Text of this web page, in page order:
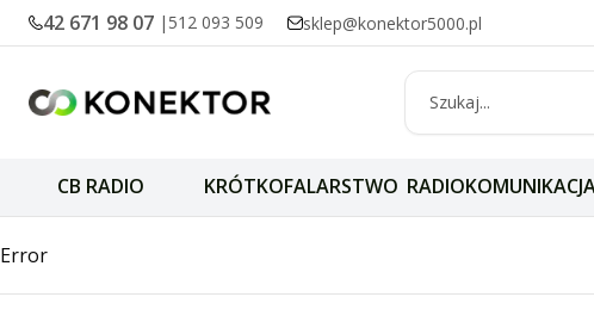
42 671 98 07 | 512 093 509 sklep@konektor5000.pl
CB RADIO KRÓTKOFALARSTWO
Midland LC-29
Error